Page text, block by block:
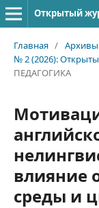
Открытый
Главная / Архивы
№ 2 (2026):
ПЕДАГОГИКА
влияние
среды и